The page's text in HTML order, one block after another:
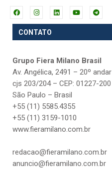
CONTATO
Grupo Fiera Milano Brasil
Av. Angélica, 2491 – 20º andar
cjs 203/204 – CEP: 01227-200
São Paulo – Brasil
+55 (11) 5585.4355
+55 (11) 3159-1010
www.fieramilano.com.br
redacao@fieramilano.com.br
anuncio@fieramilano.com.br